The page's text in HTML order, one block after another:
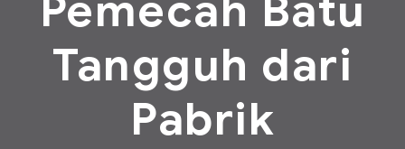
Tangguh dari
Pabrik